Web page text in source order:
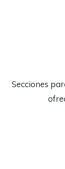
Secciones